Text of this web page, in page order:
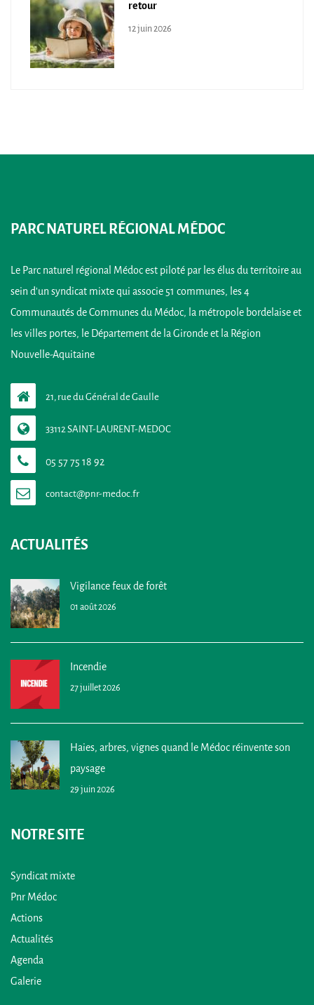
retour
12 juin 2026
PARC NATUREL RÉGIONAL MÉDOC
Le Parc naturel régional Médoc est piloté par les élus du territoire au
sein d’un syndicat mixte qui associe 51 communes, les 4
Communautés de Communes du Médoc, la métropole bordelaise et
les villes portes, le Département de la Gironde et la Région
Nouvelle-Aquitaine
21, rue du Général de Gaulle
33112 SAINT-LAURENT-MEDOC
05 57 75 18 92
ACTUALITÉS
Vigilance feux de forêt
01 août 2026
Incendie
27 juillet 2026
Haies, arbres, vignes quand le Médoc réinvente son
paysage
29 juin 2026
NOTRE SITE
Syndicat mixte
Pnr Médoc
Actions
Actualités
Agenda
Galerie